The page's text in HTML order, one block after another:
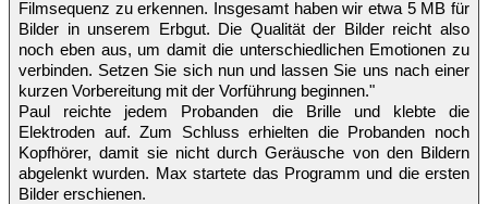
Filmsequenz zu erkennen. Insgesamt haben wir etwa 5 MB für
Bilder in unserem Erbgut. Die Qualität der Bilder reicht also
noch eben aus, um damit die unterschiedlichen Emotionen zu
verbinden. Setzen Sie sich nun und lassen Sie uns nach einer
kurzen Vorbereitung mit der Vorführung beginnen."
Paul reichte jedem Probanden die Brille und klebte die
Elektroden auf. Zum Schluss erhielten die Probanden noch
Kopfhörer, damit sie nicht durch Geräusche von den Bildern
abgelenkt wurden. Max startete das Programm und die ersten
Bilder erschienen.